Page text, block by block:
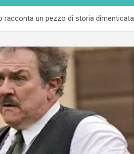
racconta un pezzo di storia dimenticata